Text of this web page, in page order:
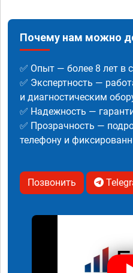
Почему нам можно
✅ Опыт — более 8 лет в
✅ Экспертность —
и диагностическим
✅ Надежность —
✅ Прозрачность —
телефону и
Позвонить